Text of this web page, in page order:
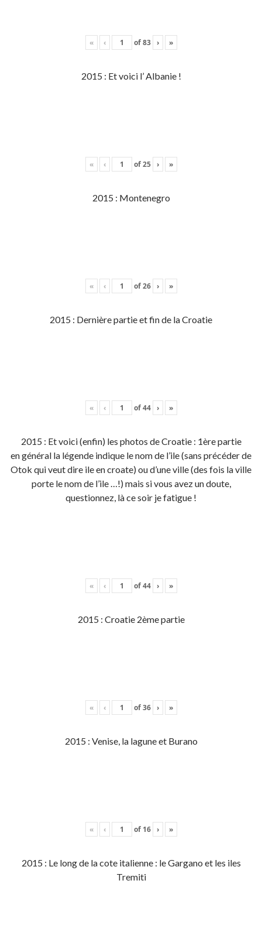
« ‹ of83 › »
2015 : Et voici l’ Albanie !
« ‹ of25 › »
2015 : Montenegro
« ‹ of26 › »
2015 : Dernière partie et fin de la Croatie
« ‹ of44 › »
2015 : Et voici (enfin) les photos de Croatie : 1ère partie
en général la légende indique le nom de l’ile (sans précéder de
Otok qui veut dire ile en croate) ou d’une ville (des fois la ville
porte le nom de l’ile …!) mais si vous avez un doute,
questionnez, là ce soir je fatigue !
« ‹ of44 › »
2015 : Croatie 2ème partie
« ‹ of36 › »
2015 : Venise, la lagune et Burano
« ‹ of 16 › »
2015 : Le long de la cote italienne : le Gargano et les iles
Tremiti